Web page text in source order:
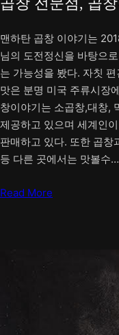
맨하탄 곱창 이야기는
님의 도전정신을 바탕으
는 가능성을 봤다. 자칫
맛은 분명 미국 주류시장
창이야기는 소곱창,대창,
제공하고 있으며 세계인
판매하고 있다. 또한 곱창
등 다른 곳에서는 맛볼수…
Read More